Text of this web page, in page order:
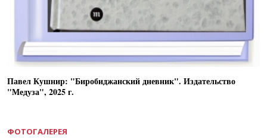
Павел Кушнир: "Биробиджанский дневник". Издательство
"Медуза", 2025 г.
ФОТОГАЛЕРЕЯ